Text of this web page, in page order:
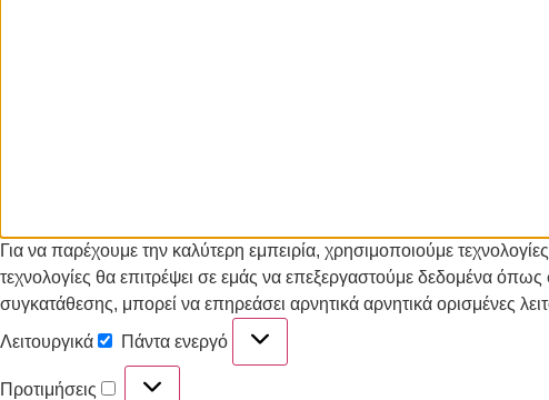
Για να παρέχουμε την καλύτερη εμπειρία, χρησιμοποιούμε
τεχνολογίες θα επιτρέψει σε εμάς να επεξεργαστούμε δεδομένα
συγκατάθεσης, μπορεί να επηρεάσει αρνητικά αρνητικά ορισμένες
Λειτουργικά
Πάντα ενεργό
Προτιμήσεις